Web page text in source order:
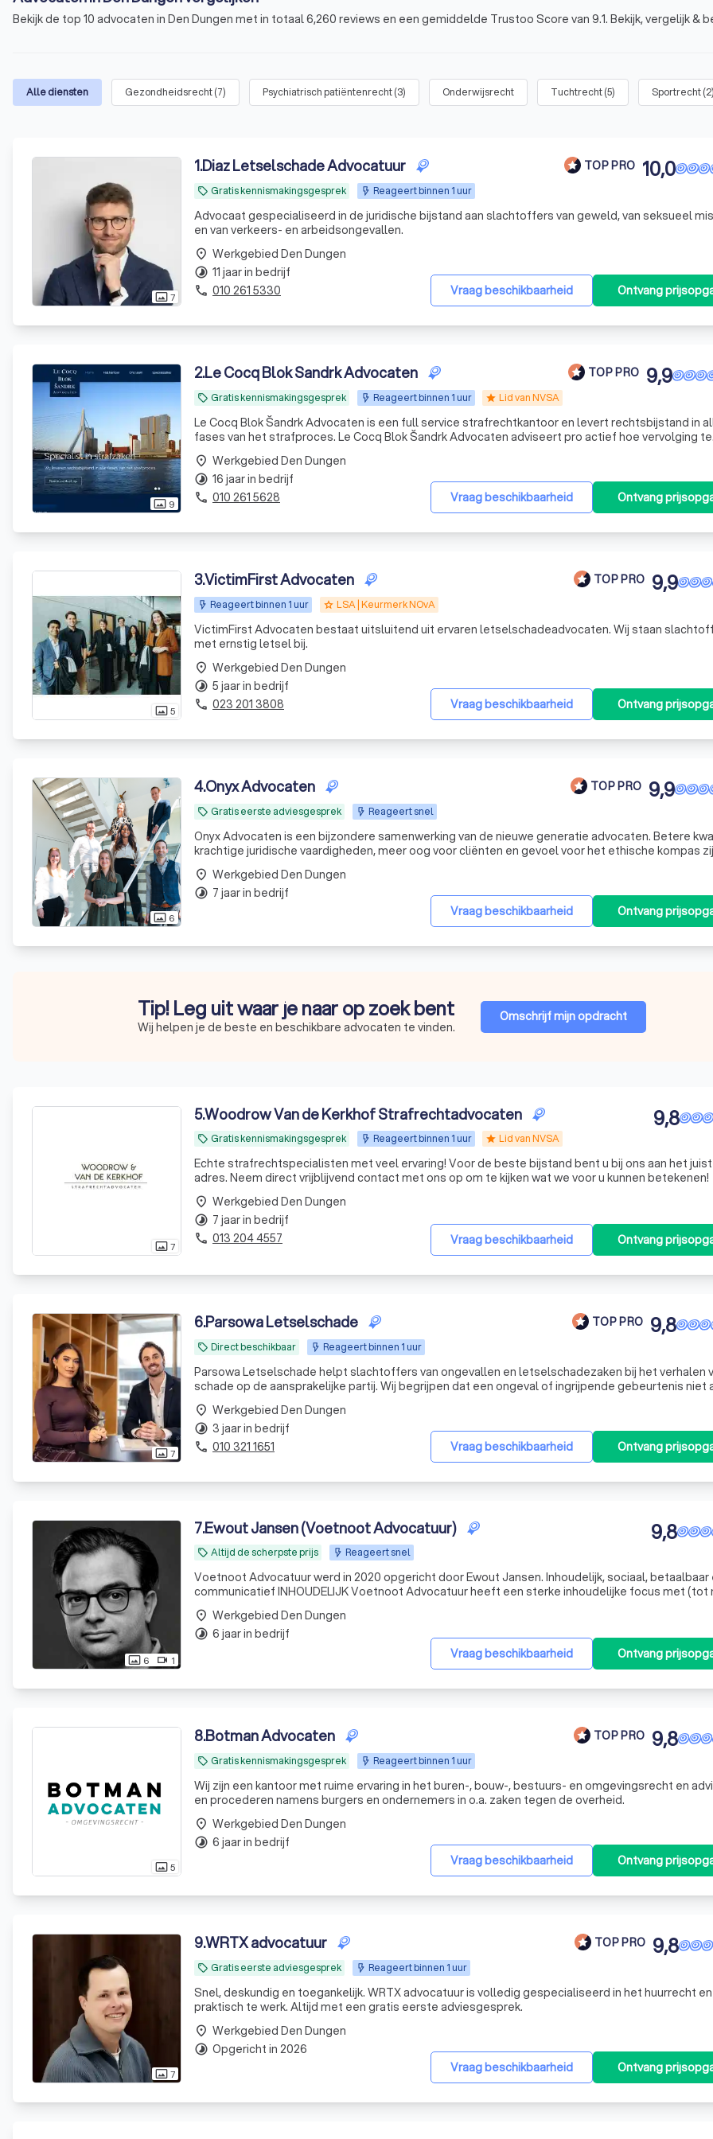
Bekijk de top 10 advocaten in Den Dungen met in totaal 6,260 reviews en een gemiddelde Trustoo Score van 9.1. Bekijk, vergelijk &
Alle diensten Gezondheidsrecht(7) Psychiatrisch patiëntenrecht(3) Onderwijsrecht Tuchtrecht(5) Sportrecht(2)
photo_size_select_actual7
1.Diaz Letselschade Advocatuur TOP PRO
local_offer Gratis kennismakingsgesprek Reageert binnen 1 uur
10,0
Advocaat gespecialiseerd in de juridische bijstand aan slachtoffers van geweld, van seksueel
en van verkeers- en arbeidsongevallen.
Vraag beschikbaarheid Ontvang
place Werkgebied Den Dungen
timelapse 11 jaar in bedrijf
phone 010 261 5330
photo_size_select_actual 9
2.Le Cocq Blok Sandrk Advocaten TOP PRO
local_offer Gratis kennismakingsgesprek Reageert binnen 1 uur star Lid van NVSA
9,9
Le Cocq Blok Šandrk Advocaten is een full service strafrechtkantoor en levert rechtsbijstand in
fases van het strafproces. Le Cocq Blok Šandrk Advocaten adviseert pro actief hoe vervolging te
Vraag beschikbaarheid Ontvang
place Werkgebied Den Dungen
timelapse 16 jaar in bedrijf
phone 010 261 5628
photo_size_select_actual5
3.VictimFirst Advocaten TOP PRO
Reageert binnen 1 uur grade LSA | Keurmerk NOvA
9,9
VictimFirst Advocaten bestaat uitsluitend uit ervaren letselschadeadvocaten. Wij staan
met ernstig letsel bij.
Vraag beschikbaarheid Ontvang
place Werkgebied Den Dungen
timelapse 5 jaar in bedrijf
phone 023 201 3808
photo_size_select_actual 6
4.Onyx Advocaten TOP PRO
local_offer Gratis eerste adviesgesprek Reageert snel
9,9
Onyx Advocaten is een bijzondere samenwerking van de nieuwe generatie advocaten. Betere
krachtige juridische vaardigheden, meer oog voor cliënten en gevoel voor het ethische kompas
Vraag beschikbaarheid Ontvang
place Werkgebied Den Dungen
timelapse 7 jaar in bedrijf
Tip! Leg uit waar je naar op zoek bent
Wij helpen je de beste en beschikbare advocaten te vinden.
Omschrijf mijn opdracht
photo_size_select_actual7
5.Woodrow Van de Kerkhof Strafrechtadvocaten
local_offer Gratis kennismakingsgesprek Reageert binnen 1 uur star Lid van NVSA
9,8
Echte strafrechtspecialisten met veel ervaring! Voor de beste bijstand bent u bij ons aan het
adres. Neem direct vrijblijvend contact met ons op om te kijken wat we voor u kunnen betekenen!
Vraag beschikbaarheid Ontvang
place Werkgebied Den Dungen
timelapse 7 jaar in bedrijf
phone 013 204 4557
photo_size_select_actual7
6.Parsowa Letselschade TOP PRO
local_offer Direct beschikbaar Reageert binnen 1 uur
9,8
Parsowa Letselschade helpt slachtoffers van ongevallen en letselschadezaken bij het verhalen
schade op de aansprakelijke partij. Wij begrijpen dat een ongeval of ingrijpende gebeurtenis niet
lichamelijke en emotionele gevolgen heeft, maar ook financiële onzekerheid kan veroorzaken. Da
Vraag beschikbaarheid Ontvang
place Werkgebied Den Dungen
timelapse 3 jaar in bedrijf
phone 010 321 1651
photo_size_select_actual 6 videocam 1
7.Ewout Jansen (Voetnoot Advocatuur)
local_offer Altijd de scherpste prijs Reageert snel
9,8
Voetnoot Advocatuur werd in 2020 opgericht door Ewout Jansen. Inhoudelijk, sociaal, betaalbaar
communicatief INHOUDELIJK Voetnoot Advocatuur heeft een sterke inhoudelijke focus met (tot nu toe)
Vraag beschikbaarheid Ontvang
place Werkgebied Den Dungen
timelapse 6 jaar in bedrijf
photo_size_select_actual5
8.Botman Advocaten TOP PRO
local_offer Gratis kennismakingsgesprek Reageert binnen 1 uur
9,8
Wij zijn een kantoor met ruime ervaring in het buren-, bouw-, bestuurs- en omgevingsrecht en
en procederen namens burgers en ondernemers in o.a. zaken tegen de overheid.
Vraag beschikbaarheid Ontvang
place Werkgebied Den Dungen
timelapse 6 jaar in bedrijf
photo_size_select_actual7
9.WRTX advocatuur TOP PRO
local_offer Gratis eerste adviesgesprek Reageert binnen 1 uur
9,8
Snel, deskundig en toegankelijk. WRTX advocatuur is volledig gespecialiseerd in het huurrecht
praktisch te werk. Altijd met een gratis eerste adviesgesprek.
Vraag beschikbaarheid Ontvang
place Werkgebied Den Dungen
timelapse Opgericht in 2026